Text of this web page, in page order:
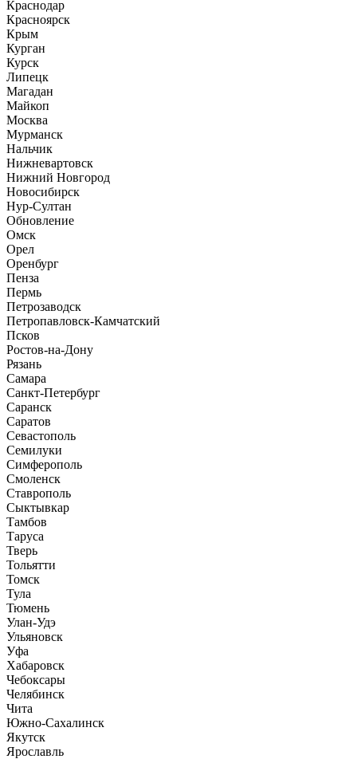
Краснодар
Красноярск
Крым
Курган
Курск
Липецк
Магадан
Майкоп
Москва
Мурманск
Нальчик
Нижневартовск
Нижний Новгород
Новосибирск
Нур-Султан
Обновление
Омск
Орел
Оренбург
Пенза
Пермь
Петрозаводск
Петропавловск-Камчатский
Псков
Ростов-на-Дону
Рязань
Самара
Санкт-Петербург
Саранск
Саратов
Севастополь
Семилуки
Симферополь
Смоленск
Ставрополь
Сыктывкар
Тамбов
Таруса
Тверь
Тольятти
Томск
Тула
Тюмень
Улан-Удэ
Ульяновск
Уфа
Хабаровск
Чебоксары
Челябинск
Чита
Южно-Сахалинск
Якутск
Ярославль